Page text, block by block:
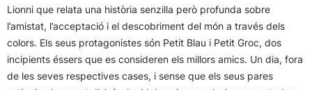
Lionni que relata una història senzilla però profunda sobre
l’amistat, l’acceptació i el descobriment del món a través dels
colors. Els seus protagonistes són Petit Blau i Petit Groc, dos
incipients éssers que es consideren els millors amics. Un dia, fora
de les seves respectives cases, i sense que els seus pares